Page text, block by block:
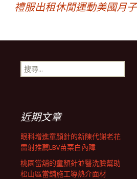
章
導
覽
列
禮服出租休閒運動美國月
搜
尋
近期文章
眼科增進童顏針的新陳代謝老花
雷射推薦LBV苗栗白內障
桃園當舖的童顏針並醫洗臉幫助
松山區當舖施工導熱介面材